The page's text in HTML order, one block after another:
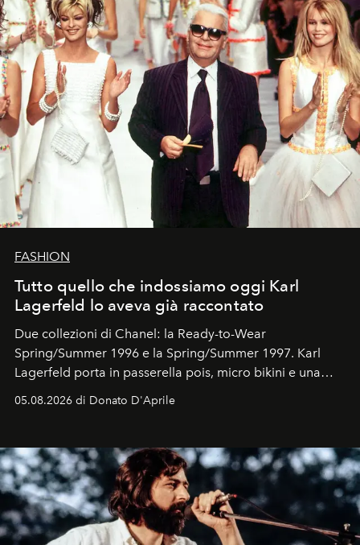
FASHION
Tutto quello che indossiamo oggi Karl
Lagerfeld lo aveva già raccontato
Due collezioni di Chanel: la Ready-to-Wear
Spring/Summer 1996 e la Spring/Summer 1997. Karl
Lagerfeld porta in passerella pois, micro bikini e una
logomania pensata per la spiaggia
Kate, Claudia e Carla una dietro l'altra. Trent'anni dopo,
uno dei documenti più contemporanei che abbiamo.
05.08.2026 di Donato D'Aprile